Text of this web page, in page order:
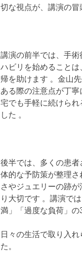
切な視点が、講演の冒
講演の前半では、手
ハビリを始めること
帰を助けます 。金山
ある際の注意点が丁
宅でも手軽に続けら
した 。
後半では、多くの患
体的な予防策が整理
さやジュエリーの跡
り大切です 。講演で
満」「過度な負荷」の
日々の生活で取り入
た。